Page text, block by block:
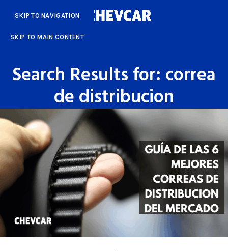
SKIP TO NAVIGATION
SKIP TO MAIN CONTENT
Search Results for: correa
de distribucion